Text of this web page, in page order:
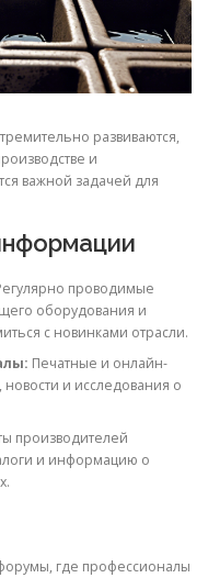
развиваются,
и
важной задачей для
проводимые
оборудования и
с новинками отрасли.
Печатные и онлайн-
и исследования о
производителей
и информацию о
где профессионалы